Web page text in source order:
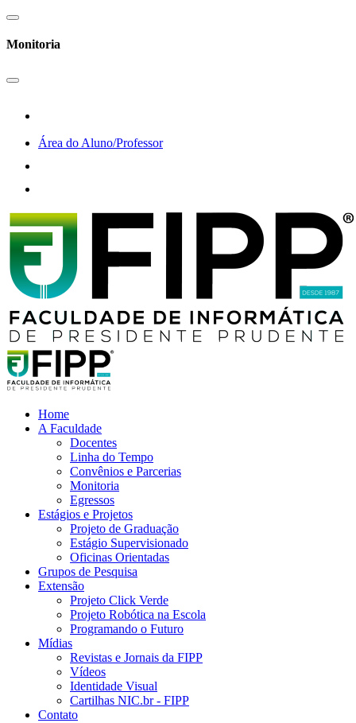
Monitoria
Área do Aluno/Professor
Home
A Faculdade
Docentes
Linha do Tempo
Convênios e Parcerias
Monitoria
Egressos
Estágios e Projetos
Projeto de Graduação
Estágio Supervisionado
Oficinas Orientadas
Grupos de Pesquisa
Extensão
Projeto Click Verde
Projeto Robótica na Escola
Programando o Futuro
Mídias
Revistas e Jornais da FIPP
Vídeos
Identidade Visual
Cartilhas NIC.br - FIPP
Contato